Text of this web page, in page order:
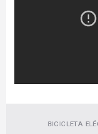
BICICLETA